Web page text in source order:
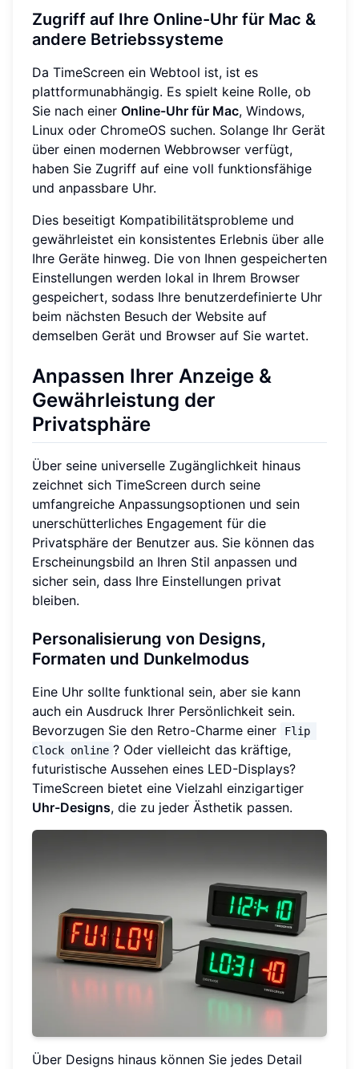
Zugriff auf Ihre Online-Uhr für Mac &
andere Betriebssysteme
Da TimeScreen ein Webtool ist, ist es
plattformunabhängig. Es spielt keine Rolle, ob
Sie nach einer Online-Uhr für Mac, Windows,
Linux oder ChromeOS suchen. Solange Ihr Gerät
über einen modernen Webbrowser verfügt,
haben Sie Zugriff auf eine voll funktionsfähige
und anpassbare Uhr.
Dies beseitigt Kompatibilitätsprobleme und
gewährleistet ein konsistentes Erlebnis über alle
Ihre Geräte hinweg. Die von Ihnen gespeicherten
Einstellungen werden lokal in Ihrem Browser
gespeichert, sodass Ihre benutzerdefinierte Uhr
beim nächsten Besuch der Website auf
demselben Gerät und Browser auf Sie wartet.
Anpassen Ihrer Anzeige &
Gewährleistung der
Privatsphäre
Über seine universelle Zugänglichkeit hinaus
zeichnet sich TimeScreen durch seine
umfangreiche Anpassungsoptionen und sein
unerschütterliches Engagement für die
Privatsphäre der Benutzer aus. Sie können das
Erscheinungsbild an Ihren Stil anpassen und
sicher sein, dass Ihre Einstellungen privat
bleiben.
Personalisierung von Designs,
Formaten und Dunkelmodus
Eine Uhr sollte funktional sein, aber sie kann
auch ein Ausdruck Ihrer Persönlichkeit sein.
Bevorzugen Sie den Retro-Charme einer
Flip
Clock online ? Oder vielleicht das kräftige,
futuristische Aussehen eines LED-Displays?
TimeScreen bietet eine Vielzahl einzigartiger
Uhr-Designs, die zu jeder Ästhetik passen.
Über Designs hinaus können Sie jedes Detail